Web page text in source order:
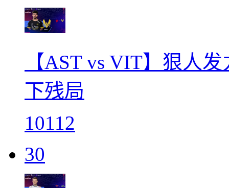
【AST vs VIT】狠人
下残局
10112
30